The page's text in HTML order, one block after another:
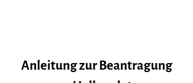
Anleitung zur Beantragung